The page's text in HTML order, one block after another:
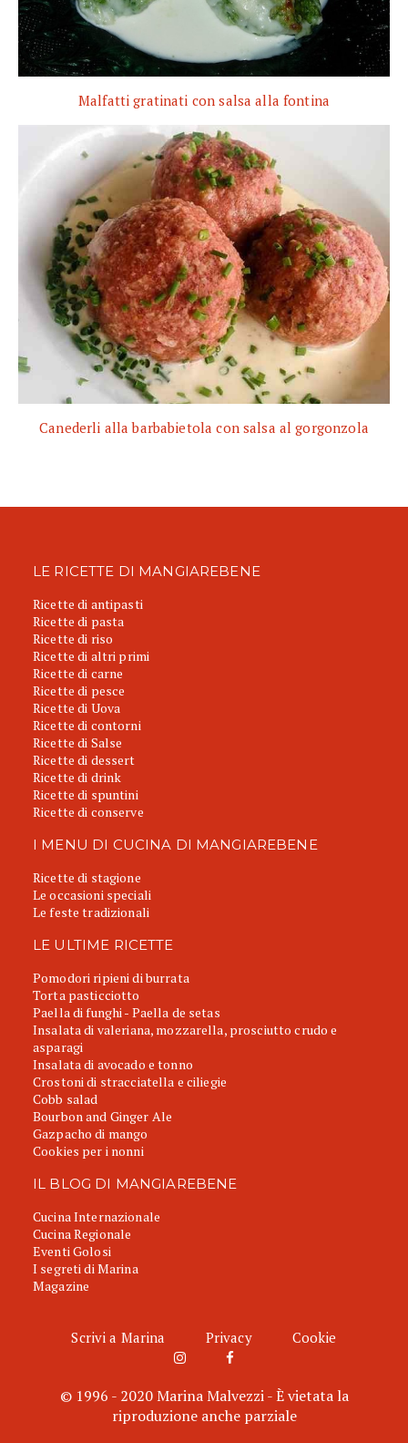
Malfatti gratinati con salsa alla fontina
Canederli alla barbabietola con salsa al gorgonzola
LE RICETTE DI MANGIAREBENE
Ricette di antipasti
Ricette di pasta
Ricette di riso
Ricette di altri primi
Ricette di carne
Ricette di pesce
Ricette di Uova
Ricette di contorni
Ricette di Salse
Ricette di dessert
Ricette di drink
Ricette di spuntini
Ricette di conserve
I MENU DI CUCINA DI MANGIAREBENE
Ricette di stagione
Le occasioni speciali
Le feste tradizionali
LE ULTIME RICETTE
Pomodori ripieni di burrata
Torta pasticciotto
Paella di funghi - Paella de setas
Insalata di valeriana, mozzarella, prosciutto crudo e
asparagi
Insalata di avocado e tonno
Crostoni di stracciatella e ciliegie
Cobb salad
Bourbon and Ginger Ale
Gazpacho di mango
Cookies per i nonni
IL BLOG DI MANGIAREBENE
Cucina Internazionale
Cucina Regionale
Eventi Golosi
I segreti di Marina
Magazine
Scrivi a Marina Privacy Cookie
© 1996 - 2020 Marina Malvezzi - È vietata la
riproduzione anche parziale